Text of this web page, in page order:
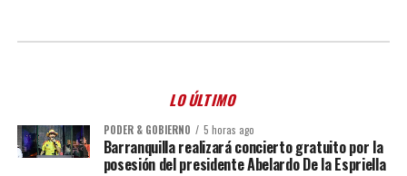
LO ÚLTIMO
PODER & GOBIERNO 5 horas ago
Barranquilla realizará concierto gratuito por la
posesión del presidente Abelardo De la Espriella